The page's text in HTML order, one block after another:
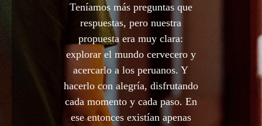
Teníamos más preguntas que
respuestas, pero nuestra
propuesta era muy clara:
explorar el mundo cervecero y
acercarlo a los peruanos. Y
hacerlo con alegría, disfrutando
cada momento y cada paso. En
ese entonces existían apenas